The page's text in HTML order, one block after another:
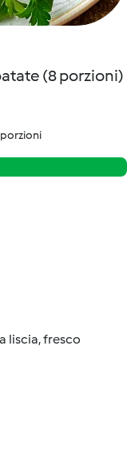
(8 porzioni)
liscia, fresco